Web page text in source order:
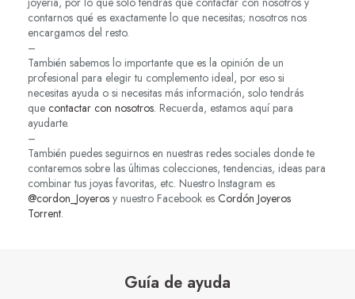
contarnos qué es exactamente lo que necesitas; nosotros nos
encargamos del resto.
–
También sabemos lo importante que es la opinión de un
profesional para elegir tu complemento ideal, por eso si
necesitas ayuda o si necesitas más información, solo tendrás
que contactar con nosotros. Recuerda, estamos aquí para
ayudarte.
–
También puedes seguirnos en nuestras redes sociales donde te
contaremos sobre las últimas colecciones, tendencias, ideas para
combinar tus joyas favoritas, etc. Nuestro Instagram es
@cordon_Joyeros y nuestro Facebook es Cordón Joyeros
Torrent.
Guía de ayuda